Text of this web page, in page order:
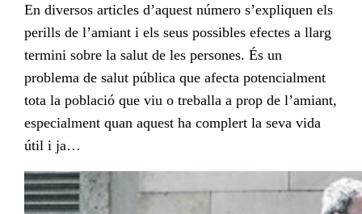
En diversos articles d’aquest número s’expliquen els
perills de l’amiant i els seus possibles efectes a llarg
termini sobre la salut de les persones. És un
problema de salut pública que afecta potencialment
tota la població que viu o treballa a prop de l’amiant,
especialment quan aquest ha complert la seva vida
útil i ja…